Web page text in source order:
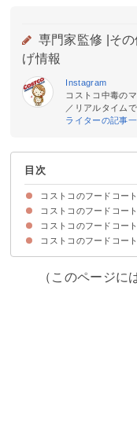
専門家監修 | そ
げ情報
Instagram
コストコ中毒の
／リアルタイム
ライターの記事
目次
コストコのフードコー
コストコで食事・フー
ただし、幕張倉庫店と
コストコのフードコー
①コストコ会員の同伴
②コストコ会員になる
③コストコの薬局で処
ちなみにコストコの店
コストコのフードコー
コストコのフードコー
コストコのフードコー
コストコのフードコー
コストコのフードコー
（このページに